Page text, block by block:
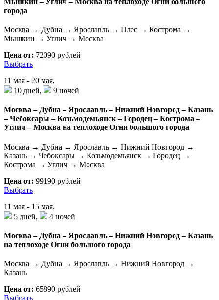
города
Москва → Дубна → Ярославль → Плес → Кострома →
Мышкин → Углич → Москва
Цена от: 72090 рублей
Выбрать
11 мая - 20 мая,
10 дней,
9 ночей
Москва – Дубна – Ярославль – Нижний Новгород – Казань
– Чебоксары – Козьмодемьянск – Городец – Кострома –
Углич – Москва на теплоходе Огни большого города
Москва → Дубна → Ярославль → Нижний Новгород →
Казань → Чебоксары → Козьмодемьянск → Городец →
Кострома → Углич → Москва
Цена от: 99190 рублей
Выбрать
11 мая - 15 мая,
5 дней,
4 ночей
Москва – Дубна – Ярославль – Нижний Новгород – Казань
на теплоходе Огни большого города
Москва → Дубна → Ярославль → Нижний Новгород →
Казань
Цена от: 65890 рублей
Выбрать